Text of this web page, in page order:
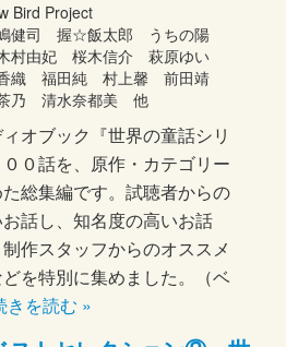
Bird Project
健司 握☆飯太郎 うちの陽
村由妃 桜木信介 萩原ゆい
織 福田純 村上馨 前田靖
乃 清水奈都美 他
オブック『世界の童話シリ
０話を、原作・カテゴリー
総集編です。試聴者からの
話し、知名度の高いお話
作スタッフからのオススメ
を特別に集めました。（ベ
きを読む »